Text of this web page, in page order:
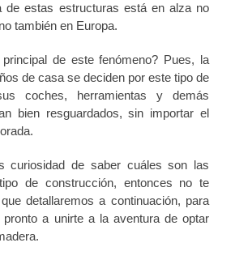
de estas estructuras está en alza no
también en Europa.
de este fenómeno? Pues, la
de casa se deciden por este tipo de
coches, herramientas y demás
bien resguardados, sin importar el
curiosidad de saber cuáles son las
de construcción, entonces no te
detallaremos a continuación, para
a unirte a la aventura de optar